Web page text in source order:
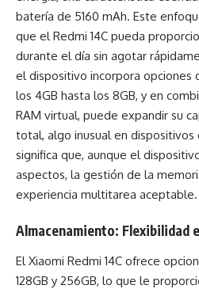
batería de 5160 mAh. Este
que el Redmi 14C pueda
durante el día sin agotar
el dispositivo incorpora opciones
los 4GB hasta los 8GB, y en
RAM virtual, puede expandir su
total, algo inusual en dispositivos
significa que, aunque el
aspectos, la gestión de la
experiencia multitarea aceptable.
Almacenamiento: Flexibilidad
El Xiaomi Redmi 14C ofrece
128GB y 256GB, lo que le